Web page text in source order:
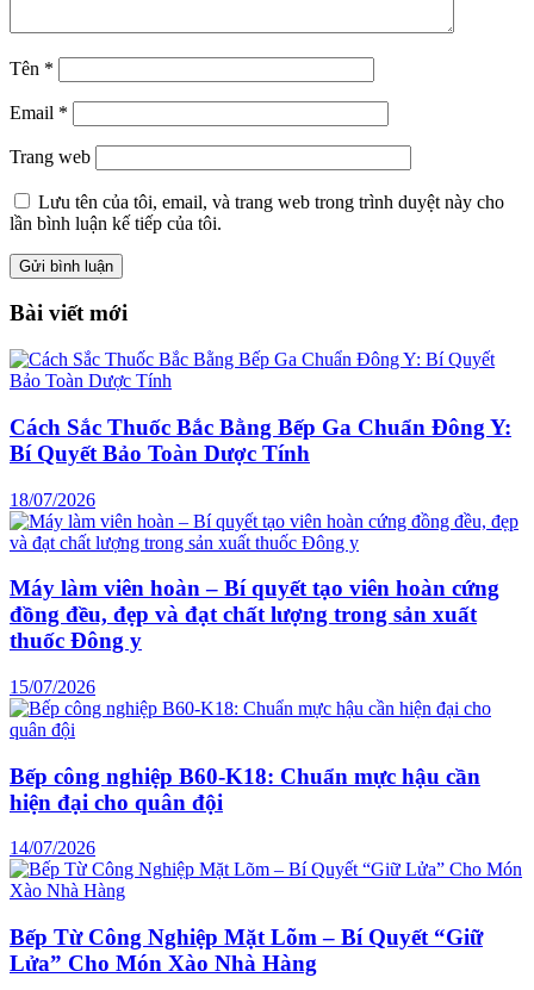
Tên *
Email *
Trang web
Lưu tên của tôi, email, và trang web trong trình duyệt này cho
lần bình luận kế tiếp của tôi.
Bài viết mới
Cách Sắc Thuốc Bắc Bằng Bếp Ga Chuẩn Đông Y:
Bí Quyết Bảo Toàn Dược Tính
18/07/2026
Máy làm viên hoàn – Bí quyết tạo viên hoàn cứng
đồng đều, đẹp và đạt chất lượng trong sản xuất
thuốc Đông y
15/07/2026
Bếp công nghiệp B60-K18: Chuẩn mực hậu cần
hiện đại cho quân đội
14/07/2026
Bếp Từ Công Nghiệp Mặt Lõm – Bí Quyết “Giữ
Lửa” Cho Món Xào Nhà Hàng